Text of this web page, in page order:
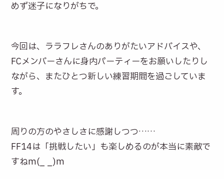
めず迷子になりがちで。
今回は、ララフレさんのありがたいアドバイスや、
FCメンバーさんに身内パーティーをお願いしたりし
ながら、またひとつ新しい練習期間を過ごしていま
す。
周りの方のやさしさに感謝しつつ……
FF14は「挑戦したい」も楽しめるのが本当に素敵で
すねm(_ _)m